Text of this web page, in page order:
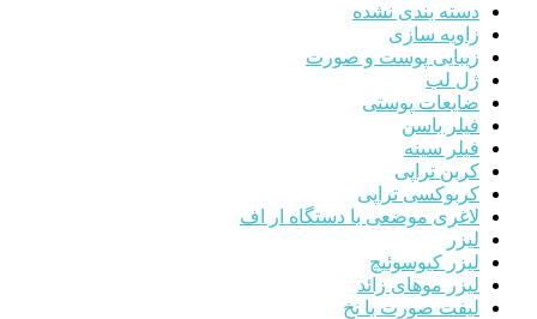
دسته بندی نشده
زاویه سازی
زیبایی پوست و صورت
ژل لب
ضایعات پوستی
فیلر باسن
فیلر سینه
کربن تراپی
کربوکسی تراپی
لاغری موضعی با دستگاه ار اف
لیزر
لیزر کیوسوئیچ
لیزر موهای زائد
لیفت صورت با نخ